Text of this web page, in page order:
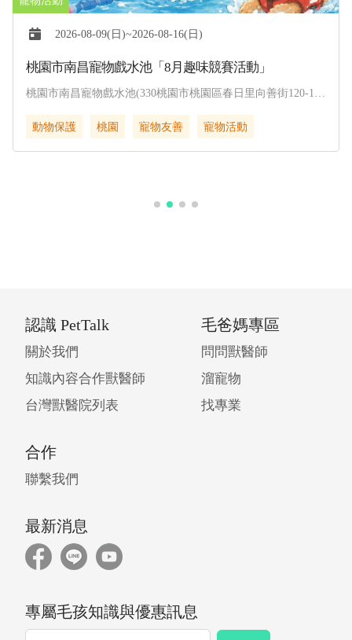
2026-08-09(日)~2026-08-16(日)
桃園市南昌寵物戲水池「8月趣味競賽活動」
桃園市南昌寵物戲水池(330桃園市桃園區春日里向善街120-1
動物保護
桃園 寵物友善 寵物活動
認識 PetTalk
關於我們
知識內容合作獸醫師
台灣獸醫院列表
毛爸媽專區
問問獸醫師
溜寵物
找專業
合作
聯繫我們
最新消息
專屬毛孩知識與優惠訊息